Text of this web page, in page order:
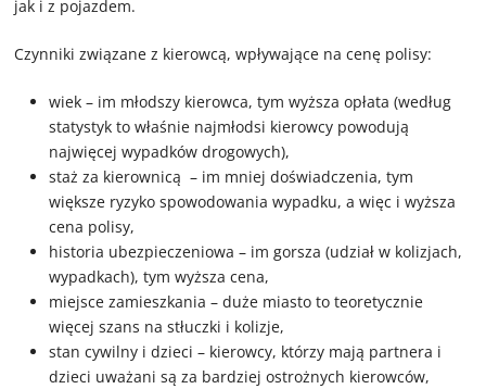
jak i z pojazdem.
Czynniki związane z kierowcą, wpływające na cenę polisy:
wiek – im młodszy kierowca, tym wyższa opłata (według
statystyk to właśnie najmłodsi kierowcy powodują
najwięcej wypadków drogowych),
staż za kierownicą – im mniej doświadczenia, tym
większe ryzyko spowodowania wypadku, a więc i wyższa
cena polisy,
historia ubezpieczeniowa – im gorsza (udział w kolizjach,
wypadkach), tym wyższa cena,
miejsce zamieszkania – duże miasto to teoretycznie
więcej szans na stłuczki i kolizje,
stan cywilny i dzieci – kierowcy, którzy mają partnera i
dzieci uważani są za bardziej ostrożnych kierowców,